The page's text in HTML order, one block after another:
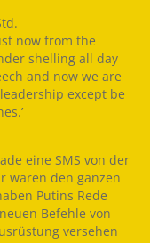
now from the
shelling all day
and now we are
except be
eine SMS von der
waren den ganzen
Putins Rede
Befehle von
versehen